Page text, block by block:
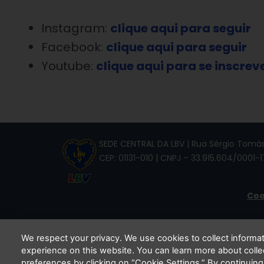
Instagram: clique aqui para seguir
Facebook: clique aqui para seguir
Youtube: clique aqui para se
SEDE CENTRAL DA LBV | Rua Sérgio
CEP: 01131-010 | CNPJ – 33.915.604/
Li
We respect your privacy. We use cookies to collect
experience on this website. You can learn more about